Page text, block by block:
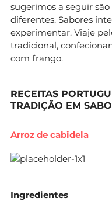
sugerimos a seguir
diferentes. Sabores
experimentar. Viaje
tradicional,
com frango.
RECEITAS
TRADIÇÃO EM
Arroz de cabidela
Ingredientes